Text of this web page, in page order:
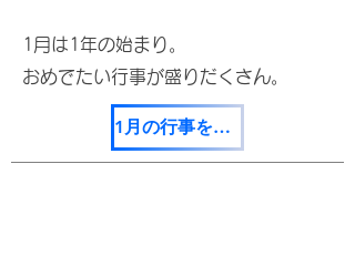
1月は1年の始まり。
​おめでたい行事が盛りだくさん。
1月の行事を見てみる